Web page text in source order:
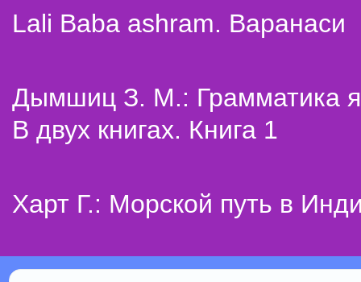
Lali Baba ashram. Варанаси
Дымшиц З. М.: Грамматика
В двух книгах. Книга 1
Харт Г.: Морской путь в